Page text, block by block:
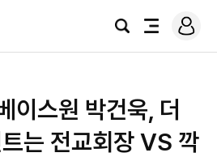
검
전
로
그
이스원 박건욱, 더
는 전교회장 VS 깍